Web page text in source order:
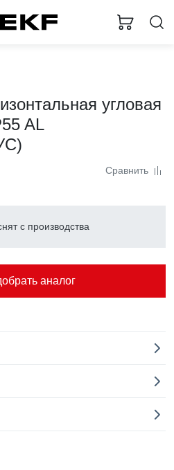
угловая
AL
Сравнить
с производства
аналог